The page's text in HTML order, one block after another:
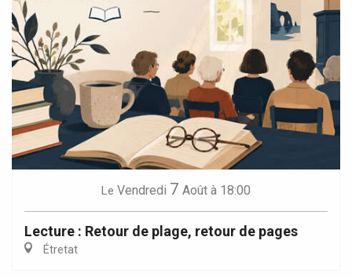
Le Vendredi 7 Août à 18:00
Lecture : Retour de plage, retour de pages
Étretat